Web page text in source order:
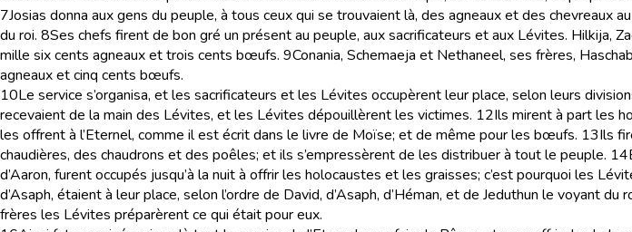
7Josias donna aux gens du peuple, à tous ceux qui se trouvaient là, des agneaux et des
du roi. 8Ses chefs firent de bon gré un présent au peuple, aux sacrificateurs et aux Lévites. Hilkija,
mille six cents agneaux et trois cents bœufs. 9Conania, Schemaeja et Nethaneel, ses frères,
agneaux et cinq cents bœufs.
10Le service s’organisa, et les sacrificateurs et les Lévites occupèrent leur place, selon leurs
recevaient de la main des Lévites, et les Lévites dépouillèrent les victimes. 12Ils mirent à part les
les offrent à l’Eternel, comme il est écrit dans le livre de Moïse; et de même pour les bœufs. 13Ils
chaudières, des chaudrons et des poêles; et ils s’empressèrent de les distribuer à tout le peuple. 14
d’Aaron, furent occupés jusqu’à la nuit à offrir les holocaustes et les graisses; c’est pourquoi les
d’Asaph, étaient à leur place, selon l’ordre de David, d’Asaph, d’Héman, et de Jeduthun le voyant
frères les Lévites préparèrent ce qui était pour eux.